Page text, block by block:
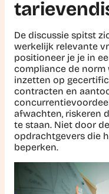
De discussie spitst
werkelijk relevante
positioneer je je in
compliance de norm
inzetten op
contracten en
afwachten, riskeren
te staan. Niet door
opdrachtgevers die
beperken.